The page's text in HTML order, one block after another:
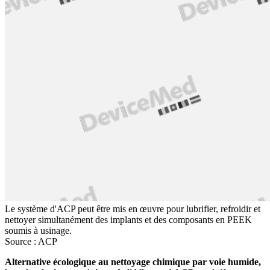
Le système d'ACP peut être mis en œuvre pour lubrifier, refroidir et
nettoyer simultanément des implants et des composants en PEEK
soumis à usinage.
Source : ACP
Alternative écologique au nettoyage chimique par voie humide,